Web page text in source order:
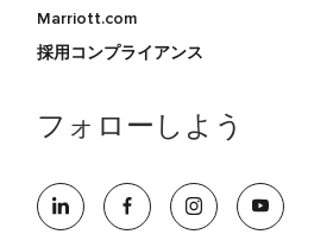
Marriott.com
採用コンプライアンス
フォローしよう